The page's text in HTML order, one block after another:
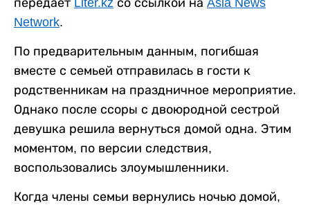
передает Liter.kz со ссылкой на Asia News
Network.
По предварительным данным, погибшая
вместе с семьей отправилась в гости к
родственникам на праздничное мероприятие.
Однако после ссоры с двоюродной сестрой
девушка решила вернуться домой одна. Этим
моментом, по версии следствия,
воспользовались злоумышленники.
Когда члены семьи вернулись ночью домой,